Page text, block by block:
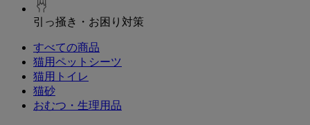
引っ掻き・お困り対策
すべての商品
猫用ペットシーツ
猫用トイレ
猫砂
おむつ・生理用品